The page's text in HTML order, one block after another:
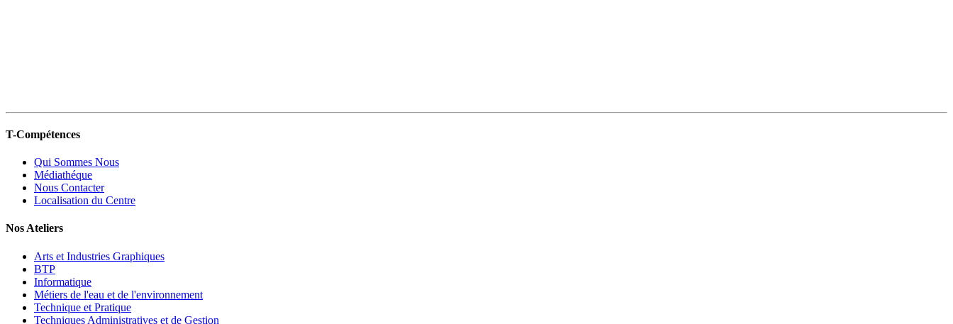
T-Compétences
Qui Sommes Nous
Médiathéque
Nous Contacter
Localisation du Centre
Nos Ateliers
Arts et Industries Graphiques
BTP
Informatique
Métiers de l'eau et de l'environnement
Technique et Pratique
Techniques Administratives et de Gestion